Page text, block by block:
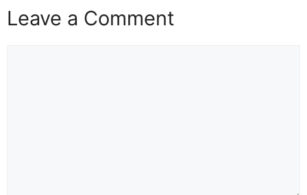
Leave a Comment